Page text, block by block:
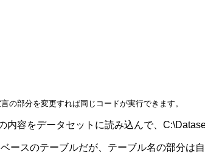
の部分を変更すれば同じコードが実行できます。
容をデータセットに読み込んで、
ースのテーブルだが、テーブル名の部分は